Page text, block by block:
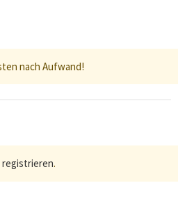
nach Aufwand!
registrieren.